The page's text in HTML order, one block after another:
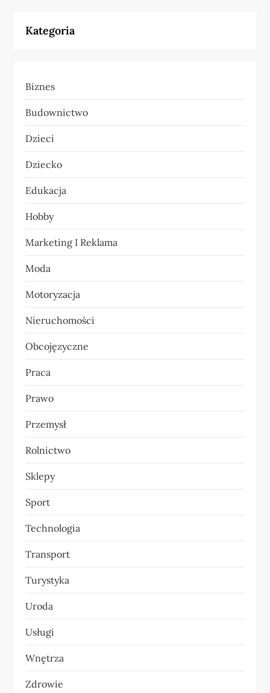
g
c
j
a
w
p
i
s
u
Kategoria
Biznes
Budownictwo
Dzieci
Dziecko
Edukacja
Hobby
Marketing I Reklama
Moda
Motoryzacja
Nieruchomości
Obcojęzyczne
Praca
Prawo
Przemysł
Rolnictwo
Sklepy
Sport
Technologia
Transport
Turystyka
Uroda
Usługi
Wnętrza
Zdrowie